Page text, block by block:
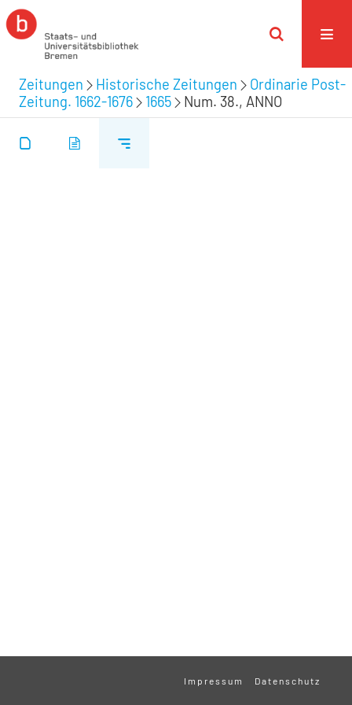
Zeitungen Historische Zeitungen
Ordinarie Post-
Zeitung. 1662-1676
1665 Num. 38., ANNO
Impressum Datenschutz